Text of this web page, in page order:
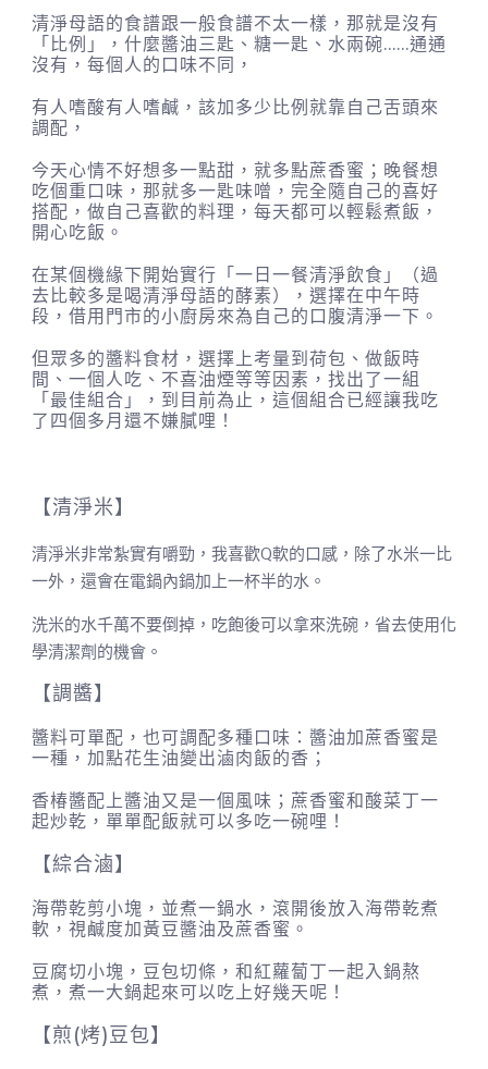
清淨母語的食譜跟一般食譜不太一樣，那就是沒有
「比例」，什麼醬油三匙、糖一匙、水兩碗……通通
沒有，每個人的口味不同，
有人嗜酸有人嗜鹹，該加多少比例就靠自己舌頭來
調配，
今天心情不好想多一點甜，就多點蔗香蜜；晚餐想
吃個重口味，那就多一匙味噌，完全隨自己的喜好
搭配，做自己喜歡的料理，每天都可以輕鬆煮飯，
開心吃飯。
在某個機緣下開始實行「一日一餐清淨飲食」（過
去比較多是喝清淨母語的酵素），選擇在中午時
段，借用門市的小廚房來為自己的口腹清淨一下。
但眾多的醬料食材，選擇上考量到荷包、做飯時
間、一個人吃、不喜油煙等等因素，找出了一組
「最佳組合」，到目前為止，這個組合已經讓我吃
了四個多月還不嫌膩哩！
【清淨米】
清淨米非常紮實有嚼勁，我喜歡Q軟的口感，除了水米一比
一外，還會在電鍋內鍋加上一杯半的水。
洗米的水千萬不要倒掉，吃飽後可以拿來洗碗，省去使用化
學清潔劑的機會。
【調醬】
醬料可單配，也可調配多種口味：醬油加蔗香蜜是
一種，加點花生油變出滷肉飯的香；
香椿醬配上醬油又是一個風味；蔗香蜜和酸菜丁一
起炒乾，單單配飯就可以多吃一碗哩！
【綜合滷】
海帶乾剪小塊，並煮一鍋水，滾開後放入海帶乾煮
軟，視鹹度加黃豆醬油及蔗香蜜。
豆腐切小塊，豆包切條，和紅蘿蔔丁一起入鍋熬
煮，煮一大鍋起來可以吃上好幾天呢！
【煎(烤)豆包】